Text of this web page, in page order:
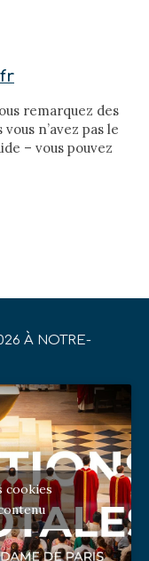
remarquez des
n’avez pas le
– vous pouvez
À NOTRE-
cookies